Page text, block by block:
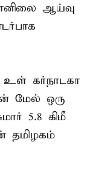
ஆய்வு
உள் கர்நாடகா
மேல் ஒரு
5.8 கிமீ
தமிழகம்